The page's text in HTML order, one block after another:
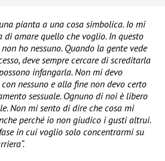
pianta a una cosa simbolica. Io mi
di amare quello che voglio. In questo
ho nessuno. Quando la gente vede
deve sempre cercare di screditarla
infangarla. Non mi devo
nessuno e alla fine non devo certo
sessuale. Ognuno di noi è libero
Non mi sento di dire che cosa mi
perché io non giudico i gusti altrui.
in cui voglio solo concentrarmi su